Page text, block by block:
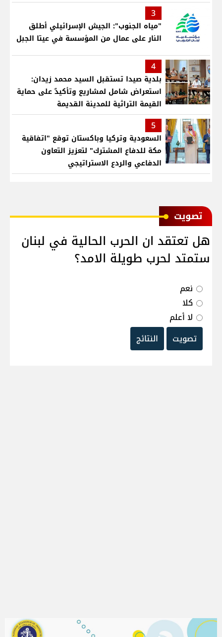
3
"مياه الجنوب": الجيش الإسرائيلي أطلق
النار على عمال من المؤسسة في عيتا الجبل
4
بلدية صيدا تستقبل السيد محمد زيدان:
استعراض شامل لمشاريع وتأكيدٌ على حماية
القيمة التراثية للمدينة القديمة
5
السعودية وتركيا وباكستان توقع "اتفاقية
مكة للدفاع المشترك" لتعزيز التعاون
الدفاعي والردع الاستراتيجي
ﺗﺼﻮﻳﺖ
هل تعتقد ان الحرب الحالية في لبنان
ستمتد لحرب طويلة الامد؟
نعم
كلا
لا أعلم
تصويت
النتائج